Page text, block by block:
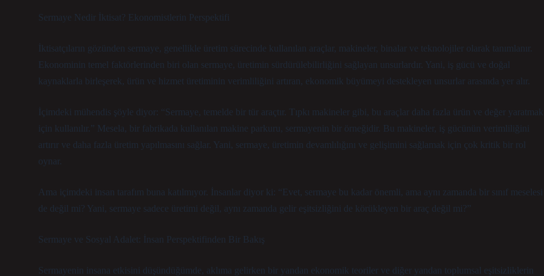
Sermaye Nedir İktisat? Ekonomistlerin Perspektifi
İktisatçıların gözünden sermaye, genellikle üretim sürecinde kullanılan araçlar, makineler, binalar ve teknolojiler olarak tanımlanır.
Ekonominin temel faktörlerinden biri olan sermaye, üretimin sürdürülebilirliğini sağlayan unsurlardır. Yani, iş gücü ve doğal
kaynaklarla birleşerek, ürün ve hizmet üretiminin verimliliğini artıran, ekonomik büyümeyi destekleyen unsurlar arasında yer alır.
İçimdeki mühendis şöyle diyor: “Sermaye, temelde bir tür araçtır. Tıpkı makineler gibi, bu araçlar daha fazla ürün ve değer yaratmak
için kullanılır.” Mesela, bir fabrikada kullanılan makine parkuru, sermayenin bir örneğidir. Bu makineler, iş gücünün verimliliğini
artırır ve daha fazla üretim yapılmasını sağlar. Yani, sermaye, üretimin devamlılığını ve gelişimini sağlamak için çok kritik bir rol
oynar.
Ama içimdeki insan tarafım buna katılmıyor. İnsanlar diyor ki: “Evet, sermaye bu kadar önemli, ama aynı zamanda bir sınıf meselesi
de değil mi? Yani, sermaye sadece üretimi değil, aynı zamanda gelir eşitsizliğini de körükleyen bir araç değil mi?”
Sermaye ve Sosyal Adalet: İnsan Perspektifinden Bir Bakış
Sermayenin insana etkisini düşündüğümde, aklıma gelirken bir yandan ekonomik teoriler ve diğer yandan toplumsal eşitsizliklerin